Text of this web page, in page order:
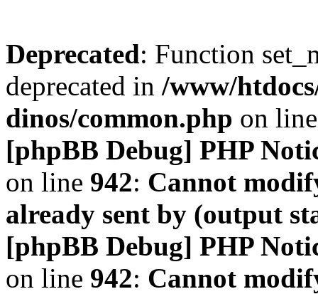
Deprecated: Function
deprecated in /www/
dinos/common.php on
[phpBB Debug] PHP
on line 942: Cannot
already sent by (output
[phpBB Debug] PHP
on line 942: Cannot